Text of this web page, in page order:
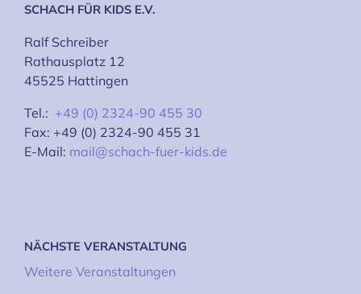
SCHACH FÜR KIDS E.V.
Ralf Schreiber
Rathausplatz 12
45525 Hattingen
Tel.: +49 (0) 2324-90 455 30
Fax: +49 (0) 2324-90 455 31
E-Mail: mail@schach-fuer-kids.de
NÄCHSTE VERANSTALTUNG
Weitere Veranstaltungen